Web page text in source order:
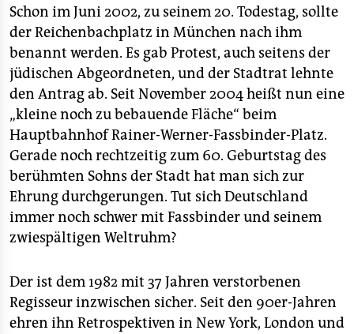
verlag
veranstaltungen
shop
fragen & hilfe
unterstützen
abo
genossenschaft
epaper login
Schon im Juni 2002, zu seinem 20. Todestag, sollte
der Reichenbachplatz in München nach ihm
benannt werden. Es gab Protest, auch seitens der
jüdischen Abgeordneten, und der Stadtrat lehnte
den Antrag ab. Seit November 2004 heißt nun eine
„kleine noch zu bebauende Fläche“ beim
Hauptbahnhof Rainer-Werner-Fassbinder-Platz.
Gerade noch rechtzeitig zum 60. Geburtstag des
berühmten Sohns der Stadt hat man sich zur
Ehrung durchgerungen. Tut sich Deutschland
immer noch schwer mit Fassbinder und seinem
zwiespältigen Weltruhm?
Der ist dem 1982 mit 37 Jahren verstorbenen
Regisseur inzwischen sicher. Seit den 90er-Jahren
ehren ihn Retrospektiven in New York, London und